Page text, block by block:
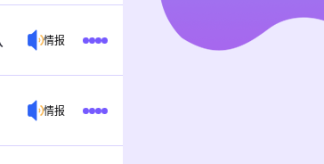
情报
情报